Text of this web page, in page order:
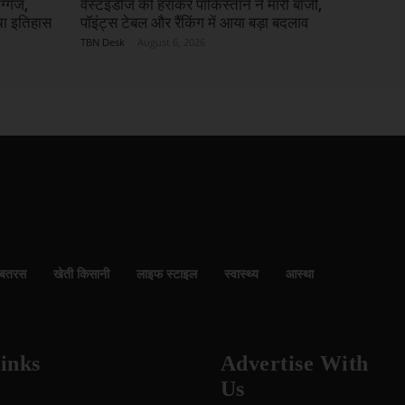
इतिहास
वेस्टइंडीज को हराकर पाकिस्तान ने मारी बाजी,
पॉइंट्स टेबल और रैंकिंग में आया बड़ा बदलाव
TBN Desk
बतरस खेती किसानी लाइफ स्टाइल स्वास्थ्य आस्था
Advertise With
Us